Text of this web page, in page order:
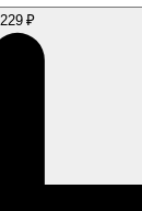
229 ₽